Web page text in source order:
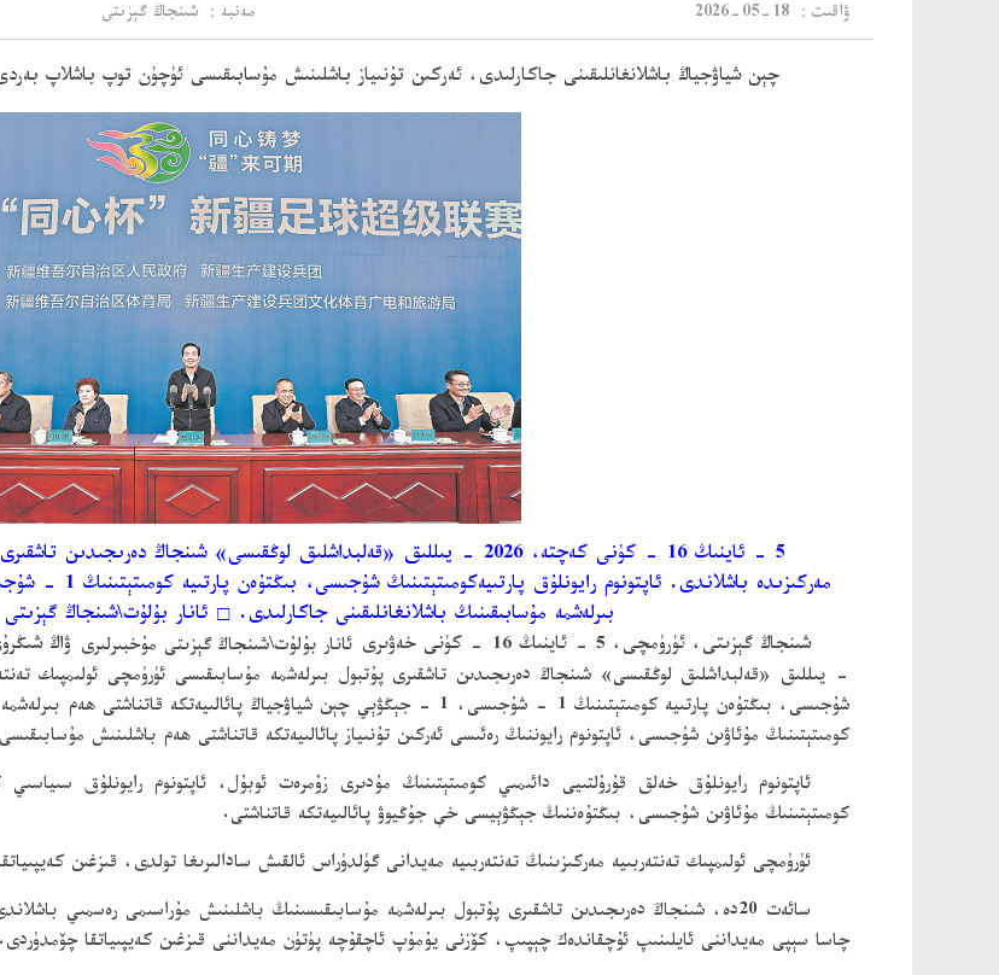
2026-05-18 ：ۋاقىت مەنبە： شىنجاڭ گېزىتى
چېن شياۋجياڭ باشلانغانلىقىنى جاكارلىدى، ئەركىن تۇنىياز باشلىنىش مۇسابىقىسى ئۈچۈن توپ باشلاپ
5 - ئاينىڭ 16 - كۈنى كەچتە، 2026 - يىللىق «قەلبداشلىق لوڭقىسى» شىنجاڭ
بىرلەشمە مۇسابىقىنىڭ باشلانغانلىقىنى جاكارلىدى. □ ئانار بۇلۇت\شىنجاڭ
شىنجاڭ گېزىتى، ئۈرۈمچى، 5 - ئاينىڭ 16 - كۈنى خەۋىرى ئانار بۇلۇت\شىنجاڭ گېزىتى مۇخبىرلىرى ۋاڭ
- يىللىق «قەلبداشلىق لوڭقىسى» شىنجاڭ دەرىجىدىن تاشقىرى پۇتبول بىرلەشمە مۇسابىقىسى ئۈرۈمچى ئولىمپىك
شۇجىسى، بىڭتۇەن پارتىيە كومىتېتىنىڭ 1 - شۇجىسى، 1 - جېڭۋېي چېن شياۋجياڭ
كومىتېتىنىڭ مۇئاۋىن شۇجىسى، ئاپتونوم رايوننىڭ رەئىسى ئەركىن تۇنىياز پائالىيەتكە قاتناشتى ھەم باشلىنىش
ئاپتونوم رايونلۇق خەلق قۇرۇلتىيى دائىمىي كومىتېتىنىڭ مۇدىرى زۇمرەت ئوبۇل، ئاپتونوم رايونلۇق سىياسىي
كومىتېتىنىڭ مۇئاۋىن شۇجىسى، بىڭتۇەننىڭ جېڭۋېيسى خې جۇڭيوۋ پائالىيەتكە قاتناشتى.
ئۈرۈمچى ئولىمپىك تەنتەربىيە مەركىزىنىڭ تەنتەربىيە مەيدانى گۈلدۈراس ئالقىش سادالىرىغا تولدى، قىزغىن
سائەت 20دە، شىنجاڭ دەرىجىدىن تاشقىرى پۇتبول بىرلەشمە مۇسابىقىسىنىڭ باشلىنىش مۇراسىمى رەسمىي
چاسا سېپى مەيداننى ئايلىنىپ ئۇچقاندەك چېپىپ، كۆزنى يۇمۇپ ئاچقۇچە پۈتۈن مەيداننى قىزغىن كەيپىياتقا چۆمدۈردى.